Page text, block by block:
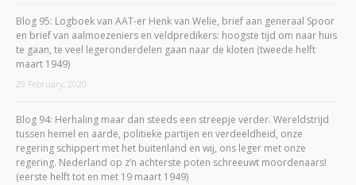
Blog 95: Logboek van AAT-er Henk van Welie, brief aan generaal Spoor
en brief van aalmoezeniers en veldpredikers: hoogste tijd om naar huis
te gaan, te veel legeronderdelen gaan naar de kloten (tweede helft
maart 1949)
29 February, 2020
Blog 94: Herhaling maar dan steeds een streepje verder. Wereldstrijd
tussen hemel en aarde, politieke partijen en verdeeldheid, onze
regering schippert met het buitenland en wij, ons leger met onze
regering. Nederland op z’n achterste poten schreeuwt moordenaars!
(eerste helft tot en met 19 maart 1949)